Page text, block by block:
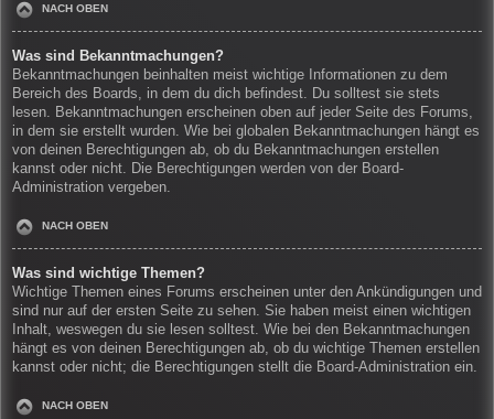
NACH OBEN
Was sind Bekanntmachungen?
Bekanntmachungen beinhalten meist wichtige Informationen zu dem
Bereich des Boards, in dem du dich befindest. Du solltest sie stets
lesen. Bekanntmachungen erscheinen oben auf jeder Seite des Forums,
in dem sie erstellt wurden. Wie bei globalen Bekanntmachungen hängt es
von deinen Berechtigungen ab, ob du Bekanntmachungen erstellen
kannst oder nicht. Die Berechtigungen werden von der Board-
Administration vergeben.
NACH OBEN
Was sind wichtige Themen?
Wichtige Themen eines Forums erscheinen unter den Ankündigungen und
sind nur auf der ersten Seite zu sehen. Sie haben meist einen wichtigen
Inhalt, weswegen du sie lesen solltest. Wie bei den Bekanntmachungen
hängt es von deinen Berechtigungen ab, ob du wichtige Themen erstellen
kannst oder nicht; die Berechtigungen stellt die Board-Administration ein.
NACH OBEN